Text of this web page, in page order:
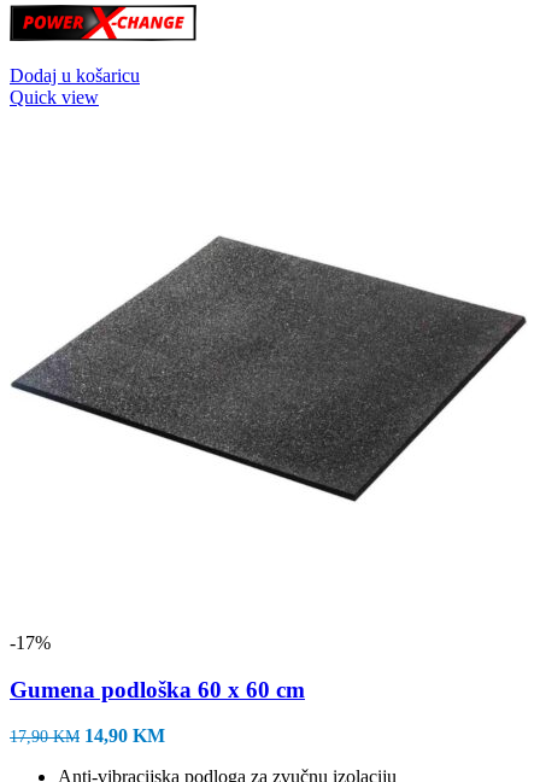
Dodaj u košaricu
Quick view
-17%
Gumena podloška 60 x 60 cm
17,90KM Izvorna
14,90 KMTrenutna
Anti-vibracijska podloga za zvučnu izolaciju